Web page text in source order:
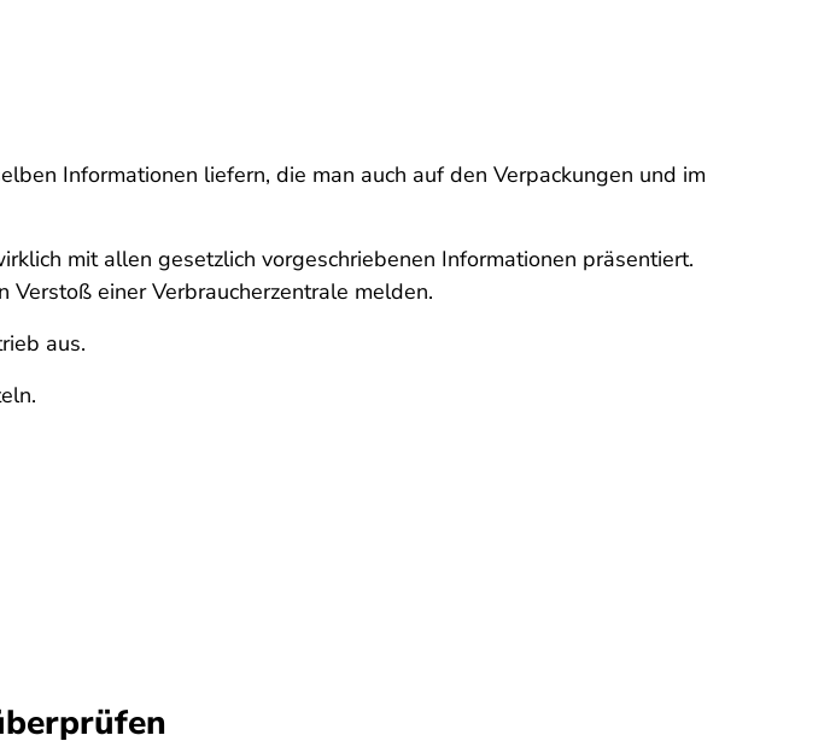
Informationen liefern, die man auch auf den Verpackungen und im
mit allen gesetzlich vorgeschriebenen Informationen präsentiert.
einer Verbraucherzentrale melden.
aus.